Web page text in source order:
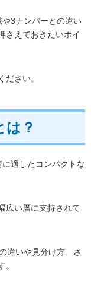
3ナンバーとの違い
さえておきたいポイ
さい。
は？
適したコンパクトな
広い層に支持されて
違いや見分け方、さ